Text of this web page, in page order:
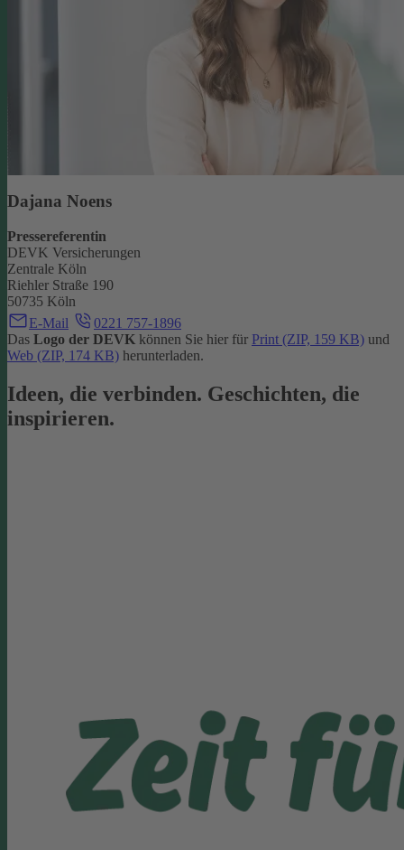
Dajana Noens
Pressereferentin
DEVK Versicherungen
Zentrale Köln
Riehler Straße 190
50735 Köln
E-Mail
0221 757-1896
Das Logo der DEVK können Sie hier für Print (ZIP, 159 KB) und
Web (ZIP, 174 KB) herunterladen.
Ideen, die verbinden. Geschichten, die
inspirieren.